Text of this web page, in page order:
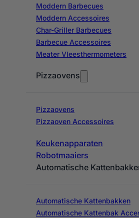
Moddern Barbecues
Moddern Accessoires
Char-Griller Barbecues
Barbecue Accessoires
Meater Vleesthermometers
Pizzaovens
Pizzaovens
Pizzaoven Accessoires
Keukenapparaten
Robotmaaiers
Automatische
Automatische Kattenbakken
Automatische Kattenbak